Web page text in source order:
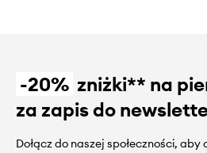
-20% zniżki** na
za zapis do
Dołącz do naszej społeczności,